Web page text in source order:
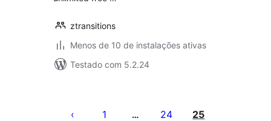
ztransitions
Menos de 10 de instalações ativas
Testado com 5.2.24
1 … 24 25